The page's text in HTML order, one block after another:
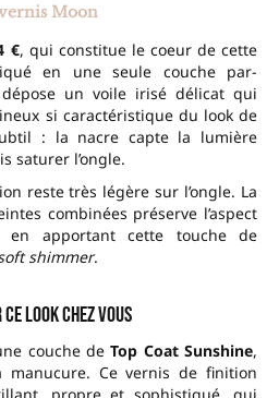
Moon
€, qui constitue le coeur de cette
en une seule couche par-
un voile irisé délicat qui
si caractéristique du look de
: la nacre capte la lumière
saturer l’ongle.
reste très légère sur l’ongle. La
combinées préserve l’aspect
en apportant cette touche de
shimmer.
look chez vous
couche deTop Coat Sunshine,
Ce vernis de finition